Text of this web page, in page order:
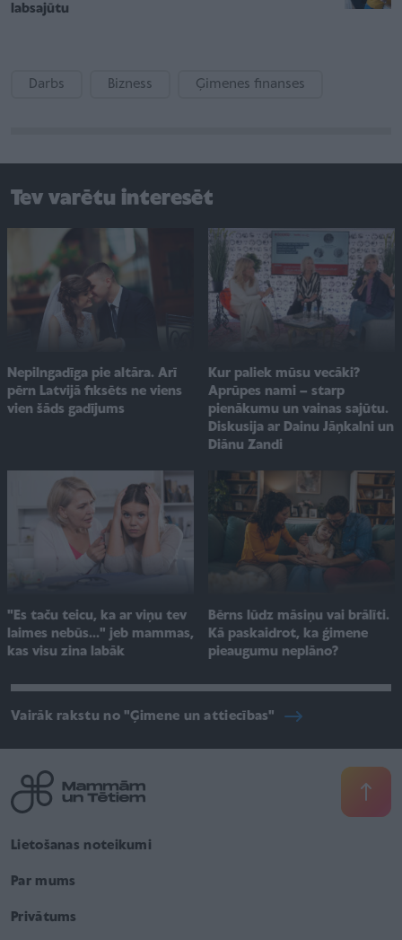
labsajūtu
Darbs Bizness Ģimenes finanses
Tev varētu interesēt
Nepilngadīga pie altāra. Arī
pērn Latvijā fiksēts ne viens
vien šāds gadījums
Kur paliek mūsu vecāki?
Aprūpes nami – starp
pienākumu un vainas sajūtu.
Diskusija ar Dainu Jāņkalni un
Diānu Zandi
"Es taču teicu, ka ar viņu tev
laimes nebūs..." jeb mammas,
kas visu zina labāk
Bērns lūdz māsiņu vai brālīti.
Kā paskaidrot, ka ģimene
pieaugumu neplāno?
Vairāk rakstu no "Ģimene un attiecības"
Lietošanas noteikumi
Par mums
Privātums